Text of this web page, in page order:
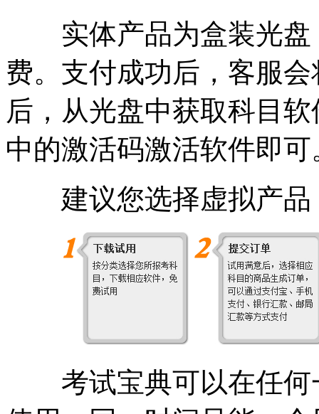
实体产品为盒装光
费。支付成功后，客服
后，从光盘中获取科目
中的激活码激活软件即可
建议您选择虚拟产品
考试宝典可以在任何